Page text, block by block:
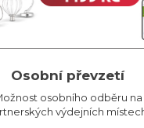
Osobní převzetí
osobního odběru na
výdejních